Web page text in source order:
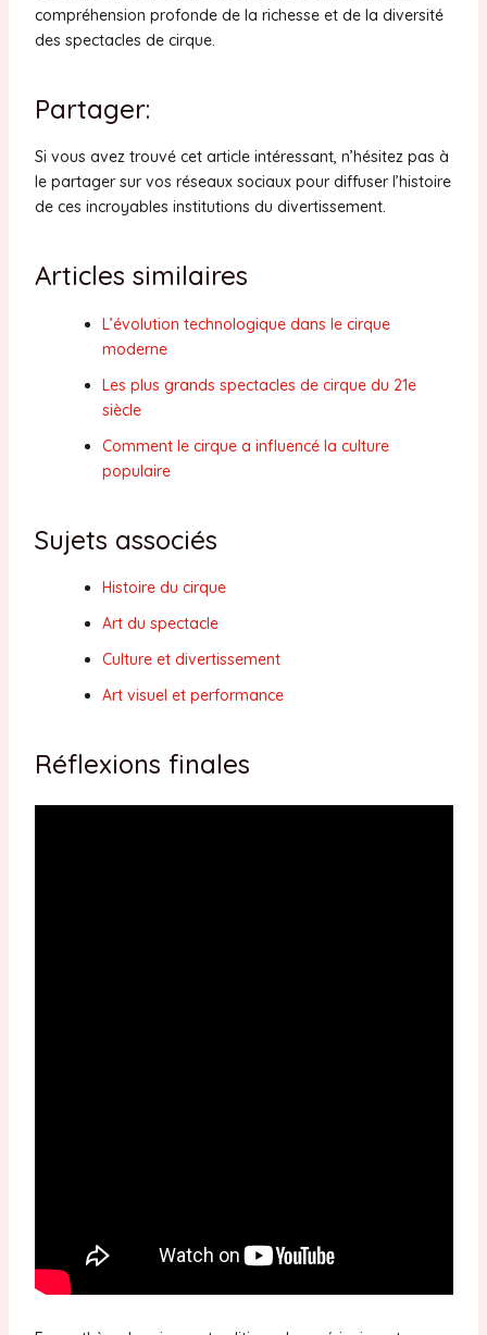
compréhension profonde de la richesse et de la diversité
des spectacles de cirque.
Partager:
Si vous avez trouvé cet article intéressant, n’hésitez pas à
le partager sur vos réseaux sociaux pour diffuser l’histoire
de ces incroyables institutions du divertissement.
Articles similaires
L’évolution technologique dans le cirque
moderne
Les plus grands spectacles de cirque du 21e
siècle
Comment le cirque a influencé la culture
populaire
Sujets associés
Histoire du cirque
Art du spectacle
Culture et divertissement
Art visuel et performance
Réflexions finales